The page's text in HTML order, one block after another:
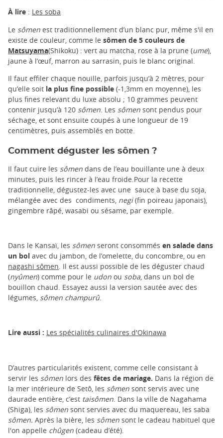
À lire : Les soba
Le sômen est traditionnellement d’un blanc pur, même s'il en
existe de couleur, comme le sômen de 5 couleurs de
Matsuyama(Shikoku) : vert au matcha, rose à la prune (ume),
jaune à l’œuf, marron au sarrasin, puis le blanc original.
Il faut effiler chaque nouille, parfois jusqu’à 2 mètres, pour
qu’elle soit la plus fine possible (-1,3mm en moyenne), les
plus fines relevant du luxe absolu ; 10 grammes peuvent
contenir jusqu’à 120 sômen . Les sômen sont pendus pour
séchage, et sont ensuite coupés à une longueur de 19
centimètres, puis assemblés en botte.
Comment déguster les sômen ?
Il faut cuire les sômen dans de l’eau bouillante une à deux
minutes, puis les rincer à l’eau froide.Pour la recette
traditionnelle, dégustez-les avec une sauce à base du soja,
mélangée avec des condiments, negi(fin poireau japonais),
gingembre râpé, wasabi ou sésame, par exemple.
Dans le Kansaï, les sômen seront consommés en salade dans
un bol avec du jambon, de l’omelette, du concombre, ou en
nagashi sômen. Il est aussi possible de les déguster chaud
(nyûmen) comme pour le udon ou soba, dans un bol de
bouillon chaud. Essayez aussi la version sautée avec des
légumes, sômen champurû.
Lire aussi : Les spécialités culinaires d'Okinawa
D’autres particularités existent, comme celle consistant à
servir les sômen lors des fêtes de mariage. Dans la région de
la mer intérieure de Setô, les sômen sont servis avec une
daurade entière, c’est taisômen . Dans la ville de Nagahama
(Shiga), les sômen sont servies avec du maquereau, les saba
sômen. Après la bière, les sômen sont le cadeau habituel que
l'on appelle chûgen (cadeau d’été).